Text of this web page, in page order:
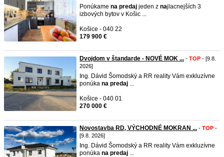
Ponúkame na predaj jeden z najlacnejších 3
izbových bytov v Košic ...
Košice - 040 22
179 900 €
Dvojdom v štandarde - NOVÉ MOK ... - TOP - [9.8.
2026]
Ing. Dávid Šomodský a RR reality Vám exkluzívne
ponúka na predaj ...
Košice - 040 01
270 000 €
Novostavba RD, VÝCHODNÉ MOKRAN ... - TOP -
[9.8. 2026]
Ing. Dávid Šomodský a RR reality Vám exkluzívne
ponúka na predaj ...